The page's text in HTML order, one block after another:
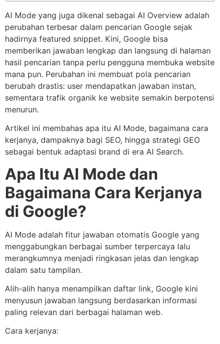
AI Mode yang juga dikenal sebagai AI Overview adalah
perubahan terbesar dalam pencarian Google sejak
hadirnya featured snippet. Kini, Google bisa
memberikan jawaban lengkap dan langsung di halaman
hasil pencarian tanpa perlu pengguna membuka website
mana pun. Perubahan ini membuat pola pencarian
berubah drastis: user mendapatkan jawaban instan,
sementara trafik organik ke website semakin berpotensi
menurun.
Artikel ini membahas apa itu AI Mode, bagaimana cara
kerjanya, dampaknya bagi SEO, hingga strategi GEO
sebagai bentuk adaptasi brand di era AI Search.
Apa Itu AI Mode dan
Bagaimana Cara Kerjanya
di Google?
AI Mode adalah fitur jawaban otomatis Google yang
menggabungkan berbagai sumber terpercaya lalu
merangkumnya menjadi ringkasan jelas dan lengkap
dalam satu tampilan.
Alih-alih hanya menampilkan daftar link, Google kini
menyusun jawaban langsung berdasarkan informasi
paling relevan dari berbagai halaman web.
Cara kerjanya: